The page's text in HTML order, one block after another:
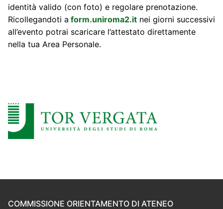
identità valido (con foto) e regolare prenotazione.
Ricollegandoti a form.uniroma2.it nei giorni successivi
all’evento potrai scaricare l’attestato direttamente
nella tua Area Personale.
COMMISSIONE ORIENTAMENTO DI ATENEO